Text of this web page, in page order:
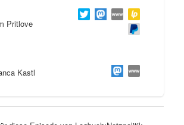
Pritlove
Kastl